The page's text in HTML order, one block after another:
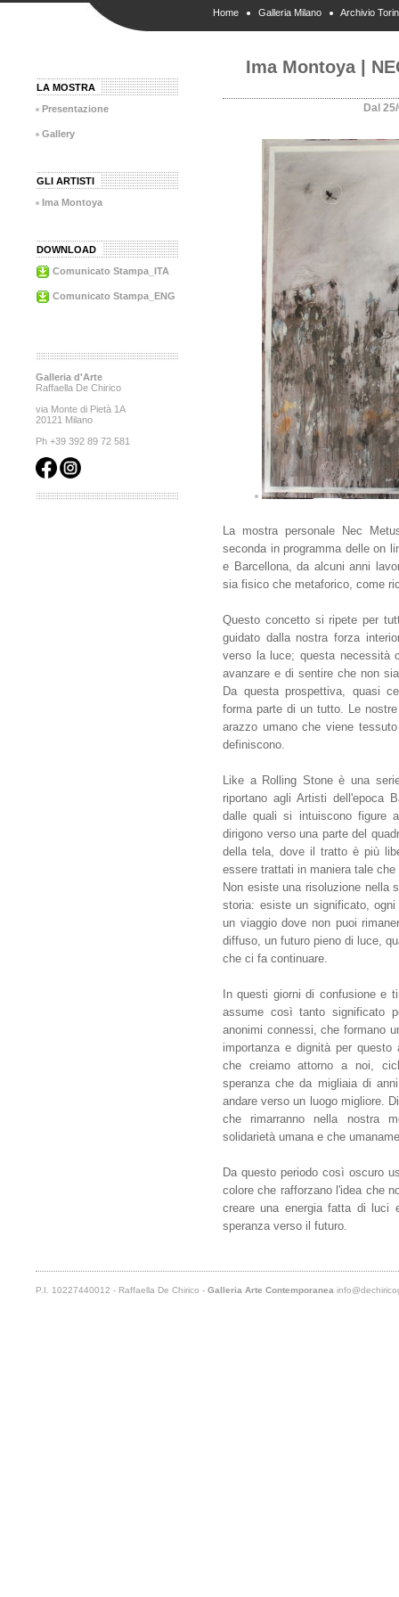
Home Galleria Milano Archivio
LA MOSTRA
Presentazione
Gallery
GLI ARTISTI
Ima Montoya
DOWNLOAD
Comunicato Stampa_ITA
Comunicato Stampa_ENG
Galleria d'Arte
Raffaella De Chirico
via Monte di Pietà 1A
20121 Milano
Ph +39 392 89 72 581
Ima Montoya |
Dal
La mostra personale Nec
seconda in programma delle on
e Barcellona, da alcuni anni
sia fisico che metaforico, come
Questo concetto si ripete per
guidato dalla nostra forza
verso la luce; questa necessità
avanzare e di sentire che non
Da questa prospettiva, quasi
forma parte di un tutto. Le
arazzo umano che viene
definiscono.
Like a Rolling Stone è una
riportano agli Artisti dell'epoca
dalle quali si intuiscono figure
dirigono verso una parte del
della tela, dove il tratto è più
essere trattati in maniera tale
Non esiste una risoluzione nella
storia: esiste un significato,
un viaggio dove non puoi
diffuso, un futuro pieno di luce,
che ci fa continuare.
In questi giorni di confusione e
assume così tanto significato
anonimi connessi, che formano
importanza e dignità per questo
che creiamo attorno a noi,
speranza che da migliaia di
andare verso un luogo migliore.
che rimarranno nella nostra
solidarietà umana e che
Da questo periodo così oscuro
colore che rafforzano l'idea che
creare una energia fatta di
speranza verso il futuro.
P.I. 10227440012 - Raffaella De Chirico - Galleria Arte Contemporanea